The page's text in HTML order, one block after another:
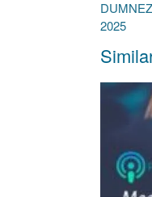
navigation
2025